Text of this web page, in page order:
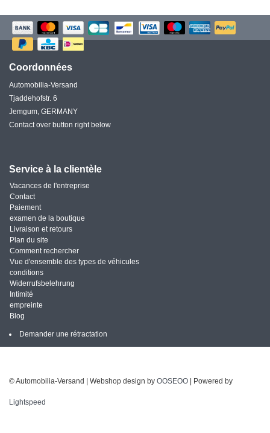
Coordonnées
Automobilia-Versand
Tjaddehofstr. 6
Jemgum, GERMANY
Contact over button right below
Service à la clientèle
Vacances de l'entreprise
Contact
Paiement
examen de la boutique
Livraison et retours
Plan du site
Comment rechercher
Vue d'ensemble des types de véhicules
conditions
Widerrufsbelehrung
Intimité
empreinte
Blog
Demander une rétractation
© Automobilia-Versand | Webshop design by OOSEOO | Powered by
Lightspeed